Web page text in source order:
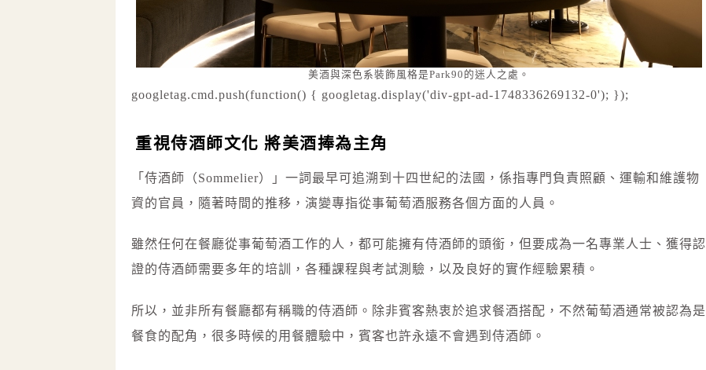
美酒與深色系裝飾風格是Park90的迷人之處。
googletag.cmd.push(function() { googletag.display('div-gpt-ad-1748336269132-0'); });
重視侍酒師文化 將美酒捧為主角
「侍酒師（Sommelier）」一詞最早可追溯到十四世紀的法國，係指專門負責照顧、運輸和維護物
資的官員，隨著時間的推移，演變專指從事葡萄酒服務各個方面的人員。
雖然任何在餐廳從事葡萄酒工作的人，都可能擁有侍酒師的頭銜，但要成為一名專業人士、獲得認
證的侍酒師需要多年的培訓，各種課程與考試測驗，以及良好的實作經驗累積。
所以，並非所有餐廳都有稱職的侍酒師。除非賓客熱衷於追求餐酒搭配，不然葡萄酒通常被認為是
餐食的配角，很多時候的用餐體驗中，賓客也許永遠不會遇到侍酒師。